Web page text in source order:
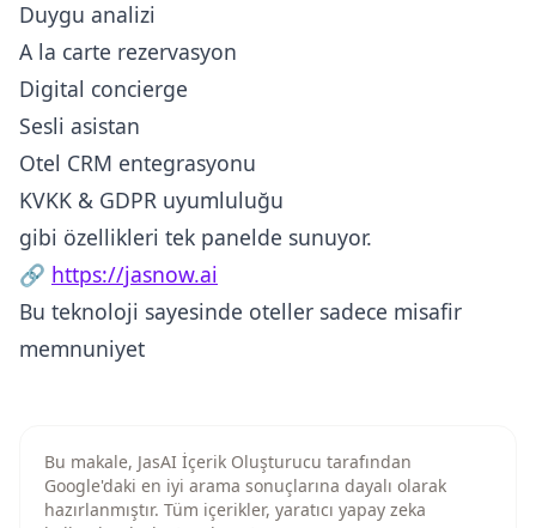
Duygu analizi
A la carte rezervasyon
Digital concierge
Sesli asistan
Otel CRM entegrasyonu
KVKK & GDPR uyumluluğu
gibi özellikleri tek panelde sunuyor.
🔗 https://jasnow.ai
Bu teknoloji sayesinde oteller sadece misafir
memnuniyet
Bu makale, JasAI İçerik Oluşturucu tarafından
Google'daki en iyi arama sonuçlarına dayalı olarak
hazırlanmıştır. Tüm içerikler, yaratıcı yapay zeka